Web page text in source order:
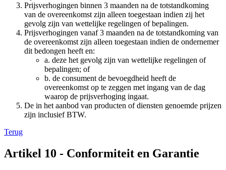
Prijsverhogingen binnen 3 maanden na de totstandkoming
van de overeenkomst zijn alleen toegestaan indien zij het
gevolg zijn van wettelijke regelingen of bepalingen.
Prijsverhogingen vanaf 3 maanden na de totstandkoming van
de overeenkomst zijn alleen toegestaan indien de ondernemer
dit bedongen heeft en:
a. deze het gevolg zijn van wettelijke regelingen of
bepalingen; of
b. de consument de bevoegdheid heeft de
overeenkomst op te zeggen met ingang van de dag
waarop de prijsverhoging ingaat.
De in het aanbod van producten of diensten genoemde prijzen
zijn inclusief BTW.
Terug
Artikel 10 - Conformiteit en Garantie